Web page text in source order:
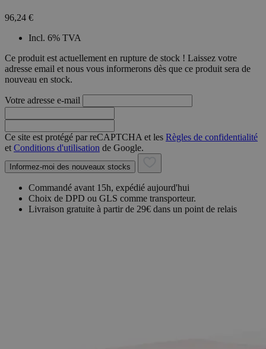
96,24 €
Incl. 6% TVA
Ce produit est actuellement en rupture de stock ! Laissez votre
adresse email et nous vous informerons dès que ce produit sera de
nouveau en stock.
Votre adresse e-mail
Ce site est protégé par reCAPTCHA et les Règles de confidentialité
et Conditions d'utilisation de Google.
Informez-moi des nouveaux stocks
Commandé avant 15h, expédié aujourd'hui
Choix de DPD ou GLS comme transporteur.
Livraison gratuite à partir de 29€ dans un point de relais